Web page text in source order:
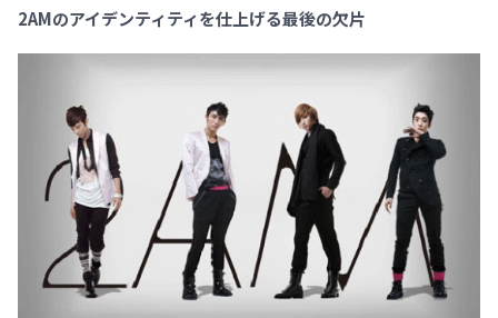
2AMのアイデンティティを仕上げる最後の欠片